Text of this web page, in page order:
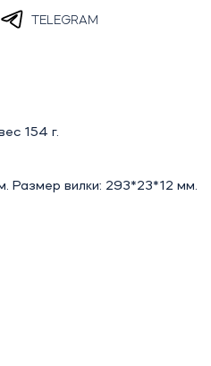
TELEGRAM
154 г.
Размер вилки: 293*23*12 мм.